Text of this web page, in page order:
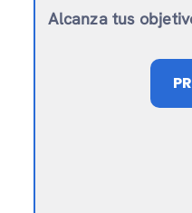
Alcanza tus